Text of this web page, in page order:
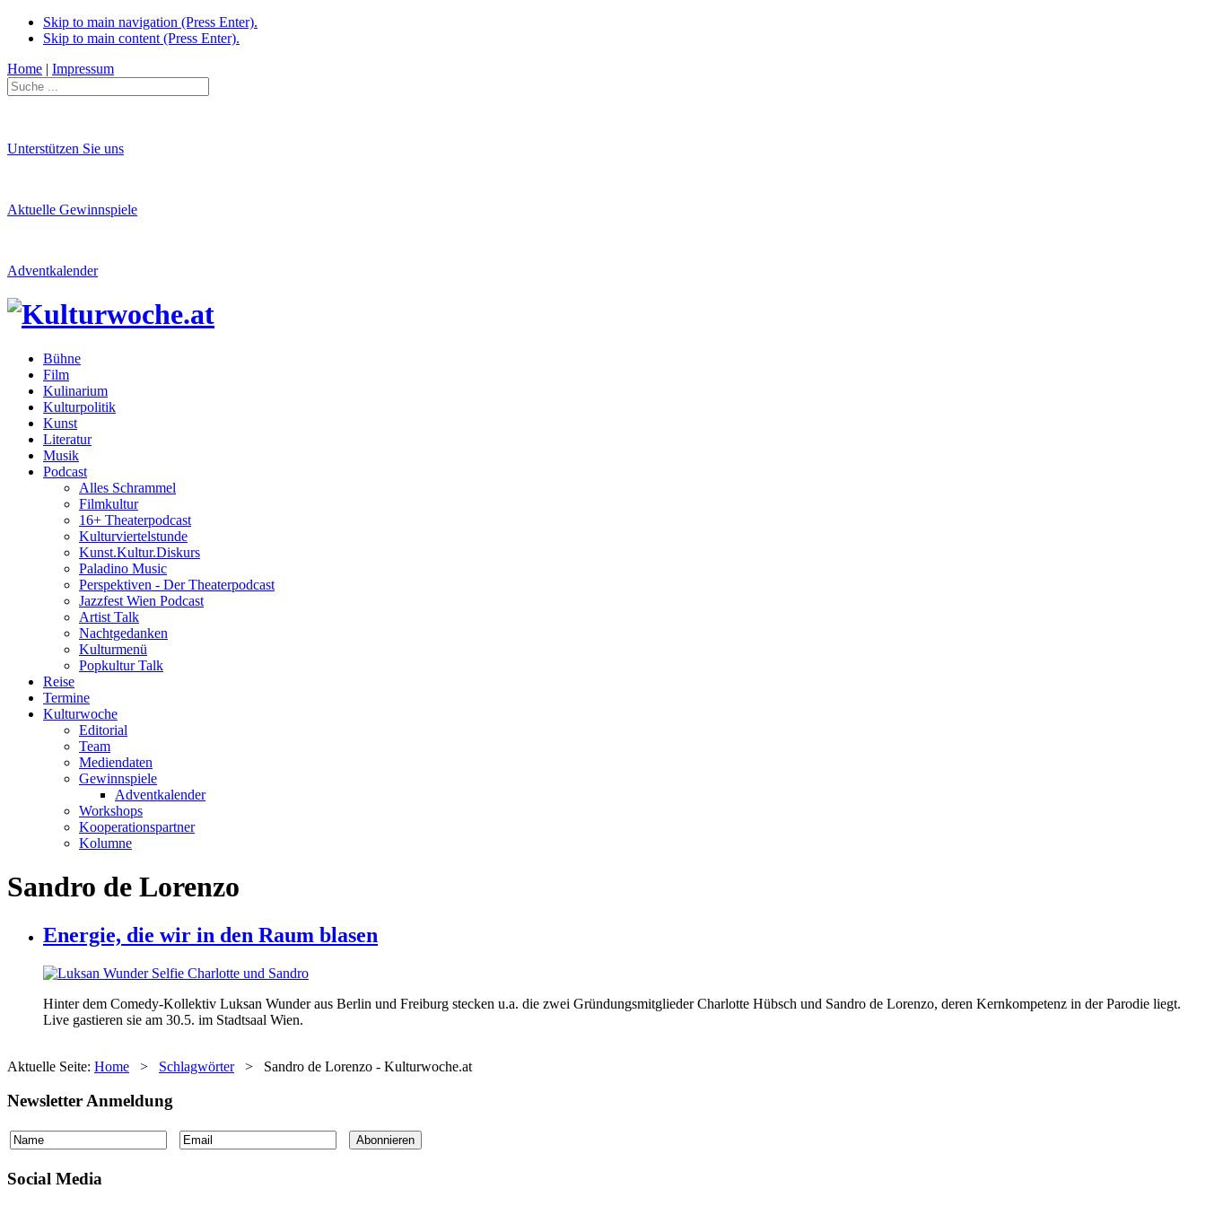
Skip to main navigation (Press Enter).
Skip to main content (Press Enter).
Home | Impressum
Unterstützen Sie uns
Aktuelle Gewinnspiele
Adventkalender
Bühne
Film
Kulinarium
Kulturpolitik
Kunst
Literatur
Musik
Podcast
Alles Schrammel
Filmkultur
16+ Theaterpodcast
Kulturviertelstunde
Kunst.Kultur.Diskurs
Paladino Music
Perspektiven - Der Theaterpodcast
Jazzfest Wien Podcast
Artist Talk
Nachtgedanken
Kulturmenü
Popkultur Talk
Reise
Termine
Kulturwoche
Editorial
Team
Mediendaten
Gewinnspiele
Adventkalender
Workshops
Kooperationspartner
Kolumne
Sandro de Lorenzo
Energie, die wir in den Raum blasen
Hinter dem Comedy-Kollektiv Luksan Wunder aus Berlin und Freiburg stecken u.a. die zwei Gründungsmitglieder Charlotte Hübsch und Sandro de Lorenzo, deren Kernkompetenz in der Parodie liegt.
Live gastieren sie am 30.5. im Stadtsaal Wien.
Aktuelle Seite: Home > Schlagwörter > Sandro de Lorenzo - Kulturwoche.at
Newsletter Anmeldung
Social Media